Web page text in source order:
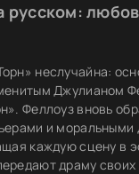
русском:
неслучайна:
Джулианом
Феллоуз вновь
и
каждую сцену в
драму